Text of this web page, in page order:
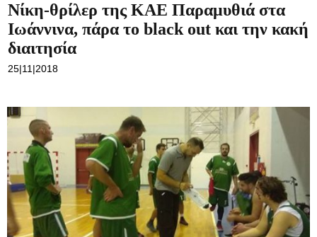
Νίκη-θρίλερ της ΚΑΕ Παραμυθιά στα
Ιωάννινα, πάρα το black out και την κακή
διαιτησία
25|11|2018